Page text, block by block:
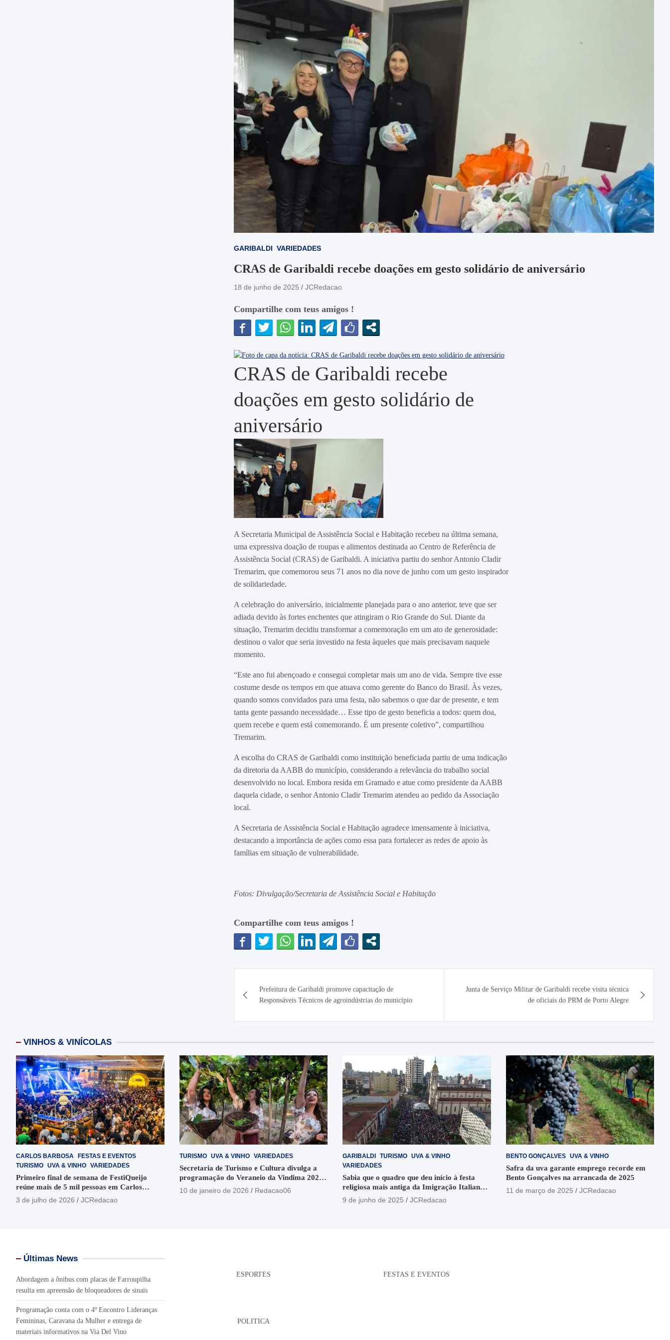
GARIBALDI VARIEDADES
CRAS de Garibaldi recebe doações em gesto solidário de aniversário
18 de junho de 2025 JCRedacao
Compartilhe com teus amigos !
CRAS de Garibaldi recebe
doações em gesto solidário de
aniversário
A Secretaria Municipal de Assistência Social e Habitação recebeu na última semana,
uma expressiva doação de roupas e alimentos destinada ao Centro de Referência de
Assistência Social (CRAS) de Garibaldi. A iniciativa partiu do senhor Antonio Cladir
Tremarim, que comemorou seus 71 anos no dia nove de junho com um gesto inspirador
de solidariedade.
A celebração do aniversário, inicialmente planejada para o ano anterior, teve que ser
adiada devido às fortes enchentes que atingiram o Rio Grande do Sul. Diante da
situação, Tremarim decidiu transformar a comemoração em um ato de generosidade:
destinou o valor que seria investido na festa àqueles que mais precisavam naquele
momento.
“Este ano fui abençoado e consegui completar mais um ano de vida. Sempre tive esse
costume desde os tempos em que atuava como gerente do Banco do Brasil. Às vezes,
quando somos convidados para uma festa, não sabemos o que dar de presente, e tem
tanta gente passando necessidade… Esse tipo de gesto beneficia a todos: quem doa,
quem recebe e quem está comemorando. É um presente coletivo”, compartilhou
Tremarim.
A escolha do CRAS de Garibaldi como instituição beneficiada partiu de uma indicação
da diretoria da AABB do município, considerando a relevância do trabalho social
desenvolvido no local. Embora resida em Gramado e atue como presidente da AABB
daquela cidade, o senhor Antonio Cladir Tremarim atendeu ao pedido da Associação
local.
A Secretaria de Assistência Social e Habitação agradece imensamente à iniciativa,
destacando a importância de ações como essa para fortalecer as redes de apoio às
famílias em situação de vulnerabilidade.
Fotos: Divulgação/Secretaria de Assistência Social e Habitação
Compartilhe com teus amigos !
de
Post
Prefeitura de Garibaldi promove capacitação de
Responsáveis Técnicos de agroindústrias do município
Junta de Serviço Militar de Garibaldi recebe visita técnica
de oficiais do PRM de Porto Alegre
VINHOS & VINÍCOLAS
CARLOS BARBOSA FESTAS E EVENTOS
TURISMO UVA & VINHO VARIEDADES
Primeiro final de semana de FestiQueijo
reúne mais de 5 mil pessoas em Carlos
Barbosa
3 de julho de 2026 JCRedacao
TURISMO UVA & VINHO VARIEDADES
Secretaria de Turismo e Cultura divulga a
programação do Veraneio da Vindima 2026
em Garibaldi
10 de janeiro de 2026 Redacao06
GARIBALDI TURISMO UVA & VINHO
VARIEDADES
Sabia que o quadro que deu início à festa
religiosa mais antiga da Imigração Italiana
está no Santuário Santo Antônio
9 de junho de 2025 JCRedacao
BENTO GONÇALVES UVA & VINHO
Safra da uva garante emprego recorde em
Bento Gonçalves na arrancada de 2025
11 de março de 2025
JCRedacao
Últimas News
Abordagem a ônibus com placas de Farroupilha
resulta em apreensão de bloqueadores de sinais
Programação conta com o 4º Encontro Lideranças
Femininas, Caravana da Mulher e entrega de
materiais informativos na Via Del Vino
ESPORTES
POLITICA
FESTAS E EVENTOS